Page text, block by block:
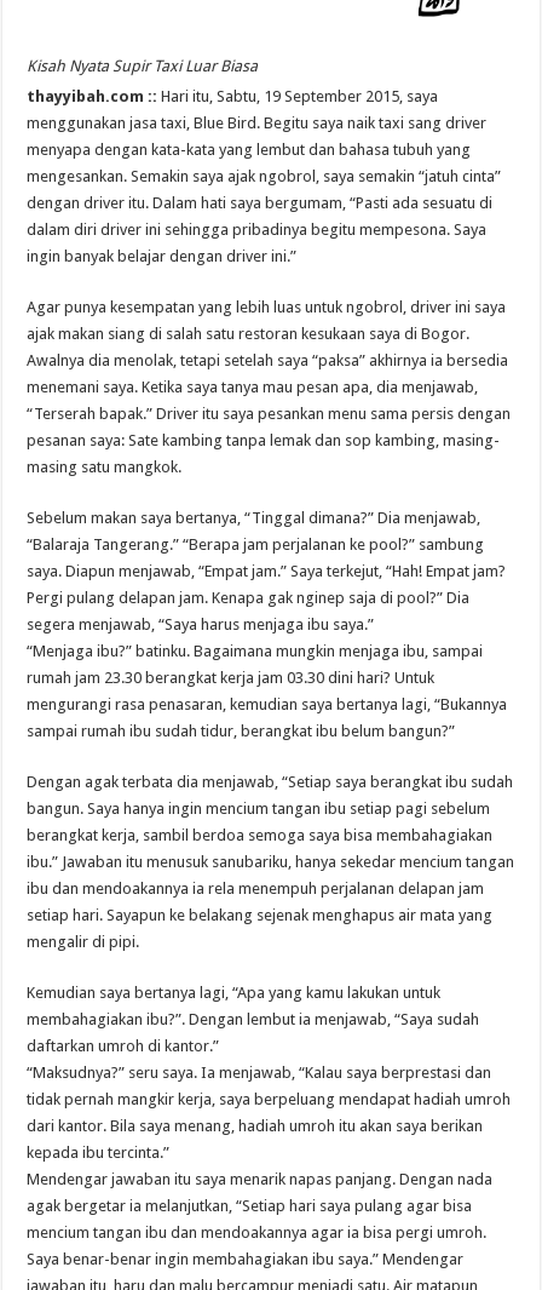
Kisah Nyata Supir Taxi Luar Biasa
thayyibah.com ::Hari itu, Sabtu, 19 September 2015, saya
menggunakan jasa taxi, Blue Bird. Begitu saya naik taxi sang driver
menyapa dengan kata-kata yang lembut dan bahasa tubuh yang
mengesankan. Semakin saya ajak ngobrol, saya semakin “jatuh cinta”
dengan driver itu. Dalam hati saya bergumam, “Pasti ada sesuatu di
dalam diri driver ini sehingga pribadinya begitu mempesona. Saya
ingin banyak belajar dengan driver ini.”
Agar punya kesempatan yang lebih luas untuk ngobrol, driver ini saya
ajak makan siang di salah satu restoran kesukaan saya di Bogor.
Awalnya dia menolak, tetapi setelah saya “paksa” akhirnya ia bersedia
menemani saya. Ketika saya tanya mau pesan apa, dia menjawab,
“Terserah bapak.” Driver itu saya pesankan menu sama persis dengan
pesanan saya: Sate kambing tanpa lemak dan sop kambing, masing-
masing satu mangkok.
Sebelum makan saya bertanya, “Tinggal dimana?” Dia menjawab,
“Balaraja Tangerang.” “Berapa jam perjalanan ke pool?” sambung
saya. Diapun menjawab, “Empat jam.” Saya terkejut, “Hah! Empat jam?
Pergi pulang delapan jam. Kenapa gak nginep saja di pool?” Dia
segera menjawab, “Saya harus menjaga ibu saya.”
“Menjaga ibu?” batinku. Bagaimana mungkin menjaga ibu, sampai
rumah jam 23.30 berangkat kerja jam 03.30 dini hari? Untuk
mengurangi rasa penasaran, kemudian saya bertanya lagi, “Bukannya
sampai rumah ibu sudah tidur, berangkat ibu belum bangun?”
Dengan agak terbata dia menjawab, “Setiap saya berangkat ibu sudah
bangun. Saya hanya ingin mencium tangan ibu setiap pagi sebelum
berangkat kerja, sambil berdoa semoga saya bisa membahagiakan
ibu.” Jawaban itu menusuk sanubariku, hanya sekedar mencium tangan
ibu dan mendoakannya ia rela menempuh perjalanan delapan jam
setiap hari. Sayapun ke belakang sejenak menghapus air mata yang
mengalir di pipi.
Kemudian saya bertanya lagi, “Apa yang kamu lakukan untuk
membahagiakan ibu?”. Dengan lembut ia menjawab, “Saya sudah
daftarkan umroh di kantor.”
“Maksudnya?” seru saya. Ia menjawab, “Kalau saya berprestasi dan
tidak pernah mangkir kerja, saya berpeluang mendapat hadiah umroh
dari kantor. Bila saya menang, hadiah umroh itu akan saya berikan
kepada ibu tercinta.”
Mendengar jawaban itu saya menarik napas panjang. Dengan nada
agak bergetar ia melanjutkan, “Setiap hari saya pulang agar bisa
mencium tangan ibu dan mendoakannya agar ia bisa pergi umroh.
Saya benar-benar ingin membahagiakan ibu saya.” Mendengar
jawaban itu, haru dan malu bercampur menjadi satu. Air matapun